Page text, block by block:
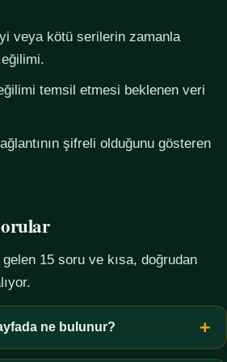
veya kötü serilerin zamanla
temsil etmesi beklenen veri
şifreli olduğunu gösteren
15 soru ve kısa, doğrudan
ne bulunur?
bilgi, terim açıklamaları, veri